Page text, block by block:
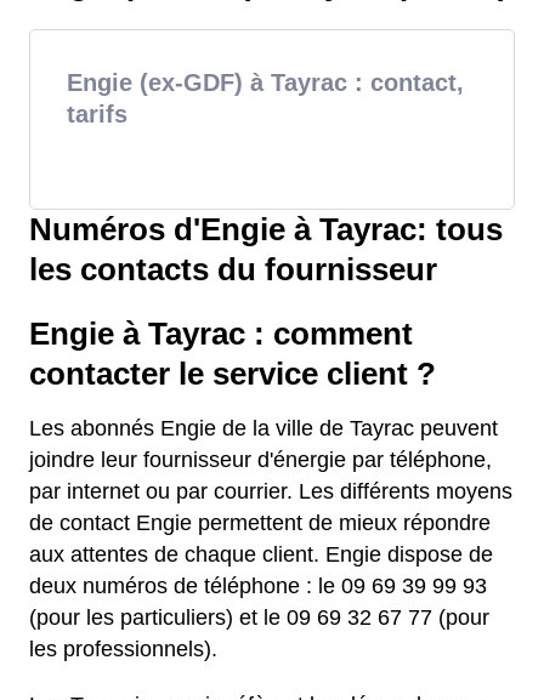
Engie (ex-GDF) à Tayrac : contact,
tarifs
Numéros d'Engie à Tayrac: tous
les contacts du fournisseur
Engie à Tayrac : comment
contacter le service client ?
Les abonnés Engie de la ville de Tayrac peuvent
joindre leur fournisseur d'énergie par téléphone,
par internet ou par courrier. Les différents moyens
de contact Engie permettent de mieux répondre
aux attentes de chaque client. Engie dispose de
deux numéros de téléphone : le 09 69 39 99 93
(pour les particuliers) et le 09 69 32 67 77 (pour
les professionnels).